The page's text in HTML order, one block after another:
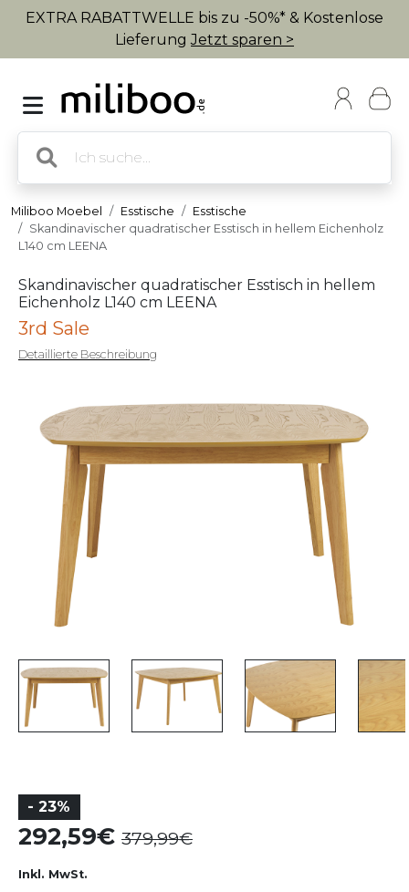
EXTRA RABATTWELLE bis zu -50%* & Kostenlose
LieferungJetzt sparen >
Miliboo Moebel Esstische
Esstische
Skandinavischer quadratischer Esstisch in hellem Eichenholz
L140 cm LEENA
Skandinavischer quadratischer Esstisch in hellem
Eichenholz L140 cm LEENA
3rd Sale
Detaillierte Beschreibung
- 23%
292,59 379,99
Inkl. MwSt.